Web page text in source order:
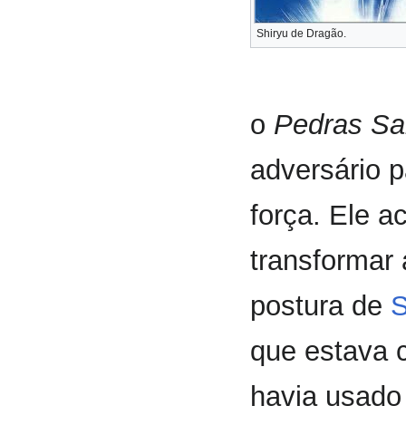
Shiryu de Dragão.
o Pedras
adversário
força. Ele
transformar
postura de
que estava
havia